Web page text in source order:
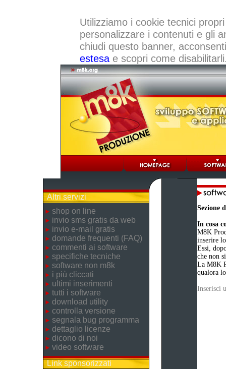
Utilizziamo i cookie tecnici
personalizzare i contenuti e gli
chiudi questo banner,
estesae scopri come
Altri servizi
shop on line
invio sms gratis da web
invio e-mail gratis
domande frequenti (FAQ)
commenti ai software
specifiche tecniche
software non m8k
i più cliccati
ultimi inserimenti
tutti i software
download utility
controlla versione
segnala bug programma
dettaglio licenze
dicono di noi
video software
Link sponsorizzati
Sezione
In cosa
M8K
inserire
Essi,
che non
La M8K
qualora
Inserisci